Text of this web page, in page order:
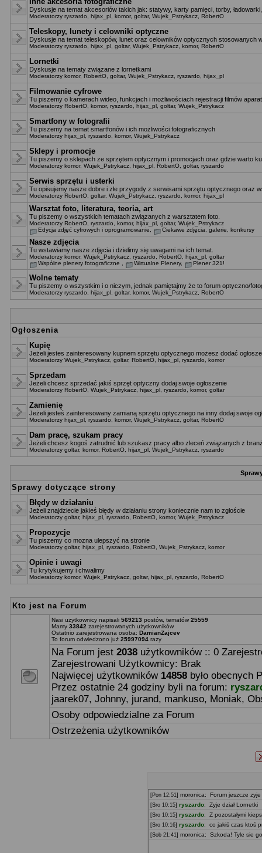
Dyskusje na temat akcesoriów takich jak: statywy, karty pamięci, torby,
Moderatorzy ryszardo hijax_pl komor, goltar, Wujek_Pstrykacz RobertO
Teleskopy, lunety i celowniki optyczne
Dyskusje na temat teleskopów, lunet oraz celowników optycznych stosowanych
Moderatorzy ryszardo hijax_pl goltar, Wujek_Pstrykacz komor, RobertO
Lornetki
Dyskusje na tematy związane z lornetkami
Moderatorzy komor, RobertO goltar, Wujek_Pstrykacz ryszardo hijax_pl
Filmowanie cyfrowe
Tu piszemy o kamerach wideo, funkcjach i możliwościach rejestracji filmów
Moderatorzy RobertO komor, ryszardo hijax_pl goltar, Wujek_Pstrykacz
Smartfony w fotografii
Tu piszemy na temat smartfonów i ich możliwości fotograficznych
Moderatorzy hijax_pl ryszardo komor, Wujek_Pstrykacz
Sklepy i promocje
Tu piszemy o sklepach ze sprzętem optycznym i promocjach oraz gdzie warto
Moderatorzy komor, Wujek_Pstrykacz hijax_pl RobertO goltar, ryszardo
Serwis sprzętu i usterki
Tu opisujemy nasze dobre i złe przygody z serwisami sprzętu optycznego oraz
Moderatorzy RobertO goltar, Wujek_Pstrykacz ryszardo komor, hijax_pl
Warsztat foto, literatura, teoria, art
Tu piszemy o wszystkich tematach związanych z warsztatem foto.
Moderatorzy RobertO ryszardo komor, hijax_pl goltar, Wujek_Pstrykacz
Edycja zdjęć cyfrowych i oprogramowanie
Ciekawe zdjęcia, galerie, konkursy
Nasze zdjęcia
Tu wstawiamy nasze zdjęcia i dzielimy się uwagami na ich temat.
Moderatorzy komor, Wujek_Pstrykacz ryszardo RobertO hijax_pl goltar
Wspólne plenery fotograficzne
Wirtualne Plenery, Plener 321!
Wolne tematy
Tu piszemy o wszystkim i o niczym, jednak pamiętajmy że to forum optyczno/
Moderatorzy ryszardo hijax_pl goltar, komor, Wujek_Pstrykacz RobertO
Ogłoszenia
Kupię
Jeżeli jestes zainteresowany kupnem sprzętu optycznego możesz dodać
Moderatorzy Wujek_Pstrykacz goltar, RobertO hijax_pl ryszardo komor
Sprzedam
Jeżeli chcesz sprzedać jakiś sprzęt optyczny dodaj swoje ogłoszenie
Moderatorzy RobertO Wujek_Pstrykacz hijax_pl ryszardo komor, goltar
Zamienię
Jeżeli jesteś zainteresowany zamianą sprzętu optycznego na inny dodaj swoje
Moderatorzy hijax_pl ryszardo komor, Wujek_Pstrykacz goltar, RobertO
Dam pracę, szukam pracy
Jeżeli chcesz kogoś zatrudnić lub szukasz pracy albo zleceń związanych z
Moderatorzy goltar, komor, RobertO hijax_pl Wujek_Pstrykacz ryszardo
Sprawy dotyczące strony
Błędy w działaniu
Jeżeli znajdziecie jakieś błędy w działaniu strony koniecznie nam to zgłoście
Moderatorzy goltar, hijax_pl ryszardo RobertO komor, Wujek_Pstrykacz
Propozycje
Tu piszemy co mozna ulepszyć na stronie
Moderatorzy goltar, hijax_pl ryszardo RobertO Wujek_Pstrykacz komor
Opinie i uwagi
Tu krytykujemy i chwalimy
Moderatorzy komor, Wujek_Pstrykacz goltar, hijax_pl ryszardo RobertO
Kto jest na Forum
Nasi użytkownicy napisali 569213 postów, tematów 25559
Mamy 33842 zarejestrowanych użytkowników
Ostatnio zarejestrowana osoba: DamianZajcev
To forum odwiedzono już 25997094 razy
Na Forum jest 2038 użytkowników :: 0
Zarejestrowani Użytkownicy: Brak
Najwięcej użytkowników 14858 było obecnych
Przez ostatnie 24 godziny byli na forum:
jaarek07, Johnny, jurand, mankuso, Moniak,
Osoby odpowiedzialne za Forum
Ostrzeżenia użytkowników